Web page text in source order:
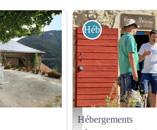
Accueil - Uta mummert
Hébergements
Hébergements